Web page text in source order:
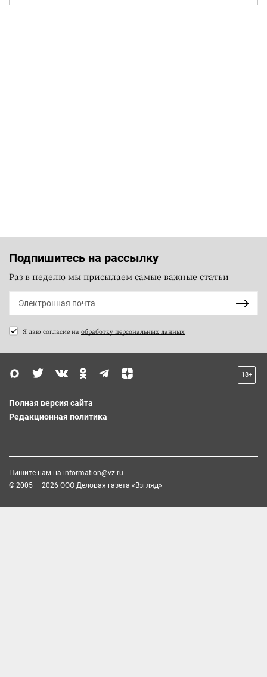
Подпишитесь на рассылку
Раз в неделю мы присылаем самые важные статьи
Я даю согласие на обработку персональных данных
18+
Полная версия сайта
Редакционная политика
Пишите нам на information@vz.ru
© 2005 — 2026 ООО Деловая газета «Взгляд»